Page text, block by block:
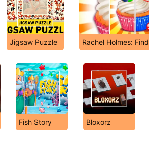
Jigsaw Puzzle Rachel Holmes:
Fish Story Bloxorz